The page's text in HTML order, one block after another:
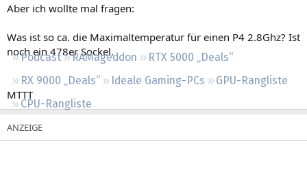
Podcast RAMageddon
RTX 5000 „Deals“
RX 9000 „Deals“
Ideale Gaming-PCs
GPU-Rangliste
CPU-Rangliste
Aber ich wollte mal fragen:
Was ist so ca. die Maximaltemperatur für einen P4 2.8Ghz? Ist
noch ein 478er Sockel.
MTTT